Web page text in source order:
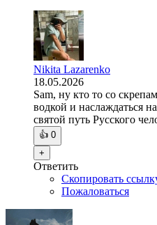
Nikita Lazarenko
18.05.2026
Sam, ну кто то со
водкой и наслаждаться
святой путь Русского
👍 0
+
Ответить
Скопировать
Пожаловаться